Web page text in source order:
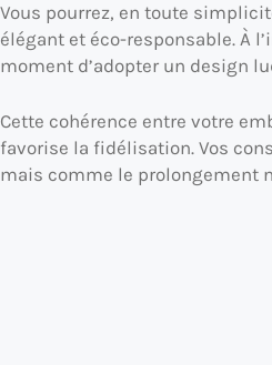
Vous pourrez, en toute
élégant et éco-responsable. À
moment d’adopter un design
Cette cohérence entre votre
favorise la fidélisation. Vos
mais comme le prolongement